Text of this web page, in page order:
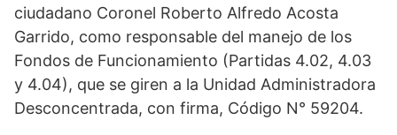
ciudadano Coronel Roberto Alfredo Acosta
Garrido, como responsable del manejo de los
Fondos de Funcionamiento (Partidas 4.02, 4.03
y 4.04), que se giren a la Unidad Administradora
Desconcentrada, con firma, Código N° 59204.